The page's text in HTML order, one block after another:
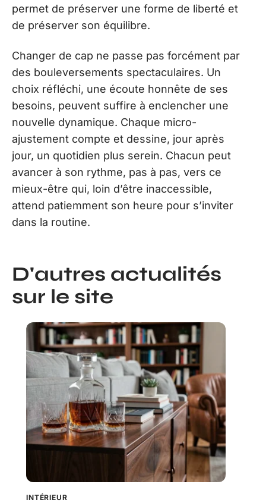
permet de préserver une forme de liberté et
de préserver son équilibre.
Changer de cap ne passe pas forcément par
des bouleversements spectaculaires. Un
choix réfléchi, une écoute honnête de ses
besoins, peuvent suffire à enclencher une
nouvelle dynamique. Chaque micro-
ajustement compte et dessine, jour après
jour, un quotidien plus serein. Chacun peut
avancer à son rythme, pas à pas, vers ce
mieux-être qui, loin d’être inaccessible,
attend patiemment son heure pour s’inviter
dans la routine.
D'autres actualités
sur le site
INTÉRIEUR